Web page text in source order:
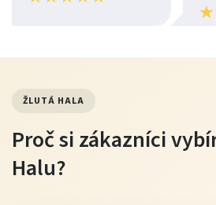
★
★
ŽLUTÁ HALA
Proč si zákazníci
Halu?